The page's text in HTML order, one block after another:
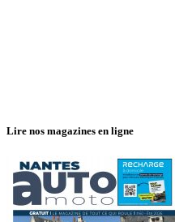
Lire nos magazines en ligne